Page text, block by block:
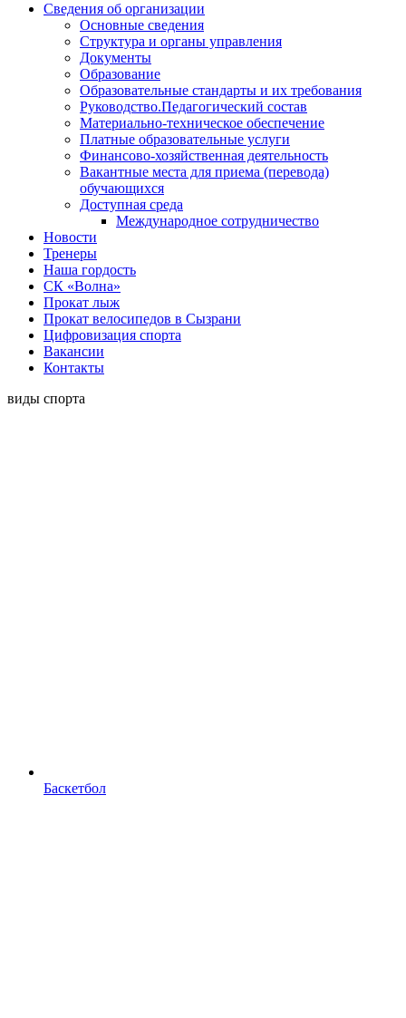
Сведения об организации
Основные сведения
Структура и органы управления
Документы
Образование
Образовательные стандарты и их требования
Руководство.Педагогический состав
Материально-техническое обеспечение
Платные образовательные услуги
Финансово-хозяйственная деятельность
Вакантные места для приема (перевода)
обучающихся
Доступная среда
Международное сотрудничество
Новости
Тренеры
Наша гордость
СК «Волна»
Прокат лыж
Прокат велосипедов в Сызрани
Цифровизация спорта
Вакансии
Контакты
виды спорта
Баскетбол